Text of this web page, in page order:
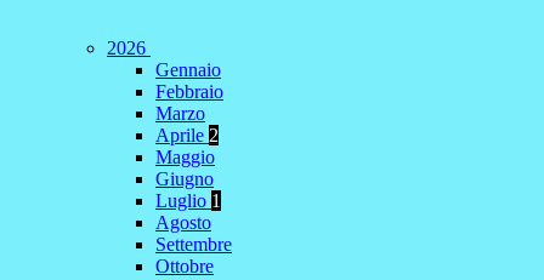
2026
Gennaio
Febbraio
Marzo
Aprile 2
Maggio
Giugno
Luglio 1
Agosto
Settembre
Ottobre